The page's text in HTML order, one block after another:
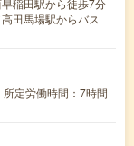
稲田駅から徒歩7分
田馬場駅からバス
定労働時間：7時間